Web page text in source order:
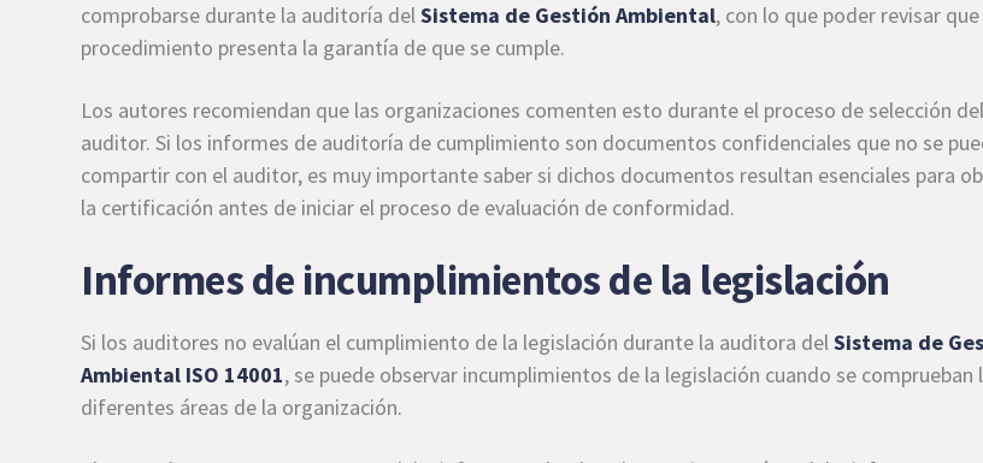
comprobarse durante la auditoría delSistema de Gestión Ambiental, con lo que poder revisar
procedimiento presenta la garantía de que se cumple.
Los autores recomiendan que las organizaciones comenten esto durante el proceso de selección del
auditor. Si los informes de auditoría de cumplimiento son documentos confidenciales que no se
compartir con el auditor, es muy importante saber si dichos documentos resultan esenciales para
la certificación antes de iniciar el proceso de evaluación de conformidad.
Informes de incumplimientos de la legislación
Si los auditores no evalúan el cumplimiento de la legislación durante la auditora delSistema de
Ambiental ISO 14001, se puede observar incumplimientos de la legislación cuando se comprueban
diferentes áreas de la organización.